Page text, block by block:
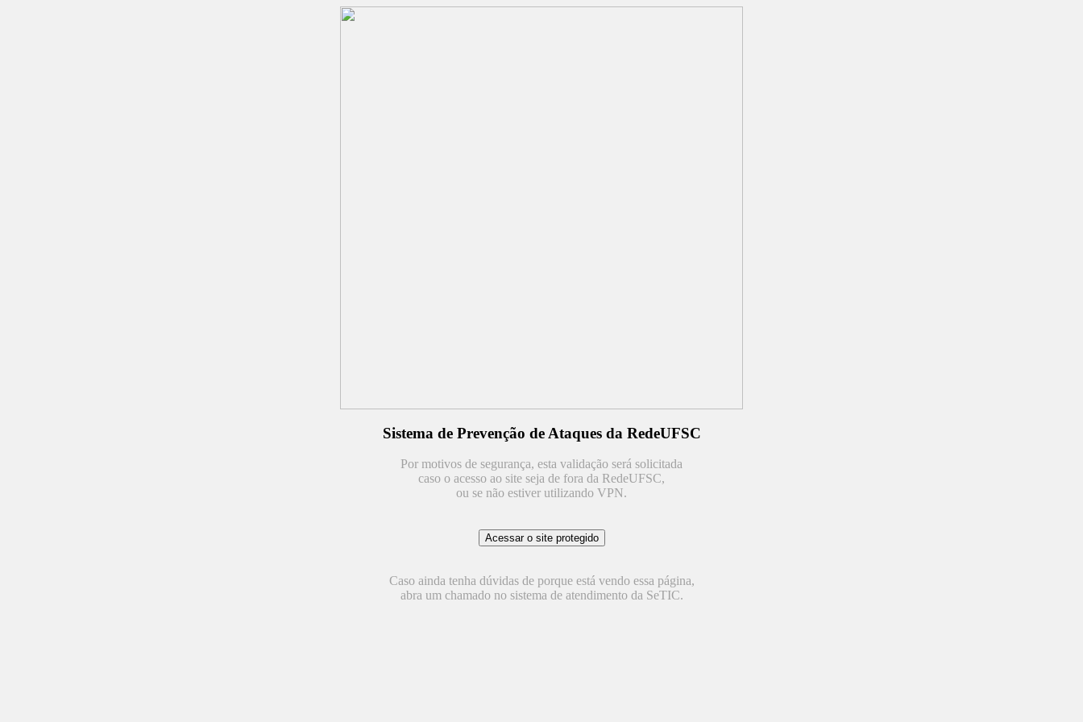
Sistema de Prevenção de Ataques da RedeUFSC
Por motivos de segurança, esta validação será solicitada
caso o acesso ao site seja de fora da RedeUFSC,
ou se não estiver utilizando VPN.
Caso ainda tenha dúvidas de porque está vendo essa página,
abra um chamado no sistema de atendimento da SeTIC.